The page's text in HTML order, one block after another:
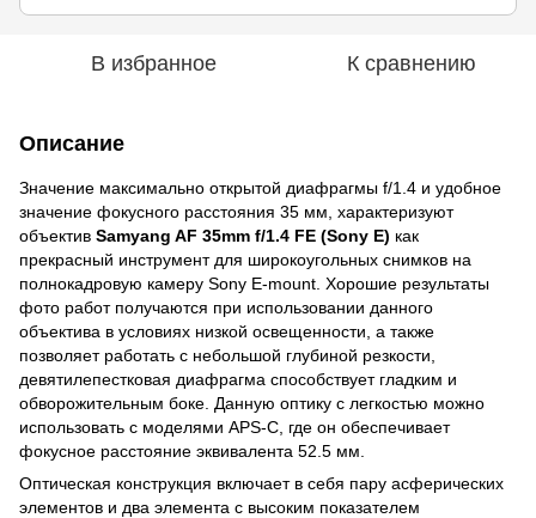
В избранное К сравнению
Описание
Значение максимально открытой диафрагмы f/1.4 и удобное
значение фокусного расстояния 35 мм, характеризуют
объектив Samyang AF 35mm f/1.4 FE (Sony E) как
прекрасный инструмент для широкоугольных снимков на
полнокадровую камеру Sony E-mount. Хорошие результаты
фото работ получаются при использовании данного
объектива в условиях низкой освещенности, а также
позволяет работать с небольшой глубиной резкости,
девятилепестковая диафрагма способствует гладким и
обворожительным боке. Данную оптику с легкостью можно
использовать с моделями APS-C, где он обеспечивает
фокусное расстояние эквивалента 52.5 мм.
Оптическая конструкция включает в себя пару асферических
элементов и два элемента с высоким показателем